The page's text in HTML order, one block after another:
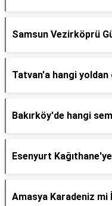
Samsun Vezirköprü
Tatvan'a hangi yoldan
Bakırköy'de hangi
Esenyurt Kağıthane'ye
Amasya Karadeniz mi